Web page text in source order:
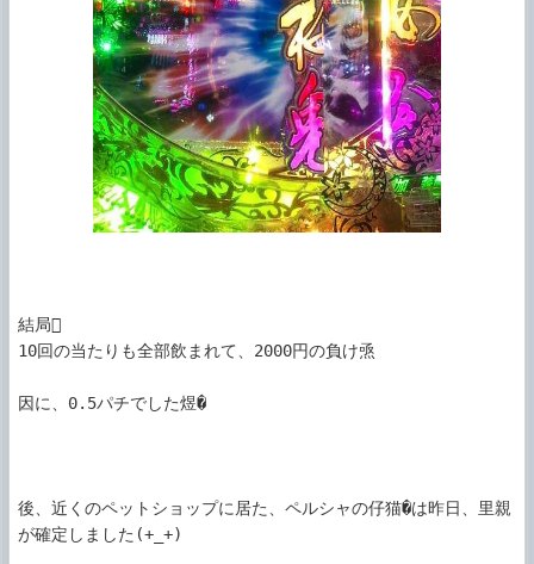
結局
10回の当たりも全部飲まれて、2000円の負け焏
因に、0.5パチでした煜�
後、近くのペットショップに居た、ペルシャの仔猫�は昨日、里親
が確定しました(+_+)